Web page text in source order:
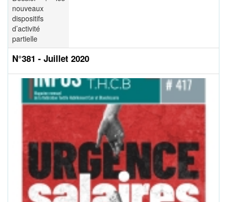
nouveaux
dispositifs
d’activité
partielle
N°381 - Juillet 2020